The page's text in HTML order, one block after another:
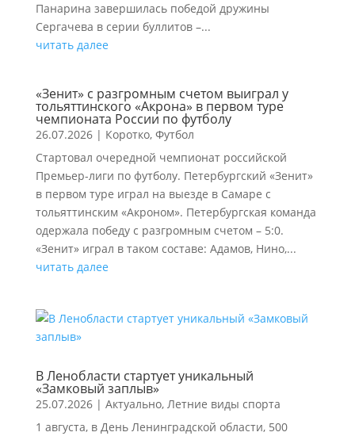
Панарина завершилась победой дружины
Сергачева в серии буллитов –...
читать далее
«Зенит» с разгромным счетом выиграл у
тольяттинского «Акрона» в первом туре
чемпионата России по футболу
26.07.2026| Коротко, Футбол
Стартовал очередной чемпионат российской
Премьер-лиги по футболу. Петербургский «Зенит»
в первом туре играл на выезде в Самаре с
тольяттинским «Акроном». Петербургская команда
одержала победу с разгромным счетом – 5:0.
«Зенит» играл в таком составе: Адамов, Нино,...
читать далее
В Ленобласти стартует уникальный
«Замковый заплыв»
25.07.2026| Актуально, Летние виды спорта
1 августа, в День Ленинградской области, 500